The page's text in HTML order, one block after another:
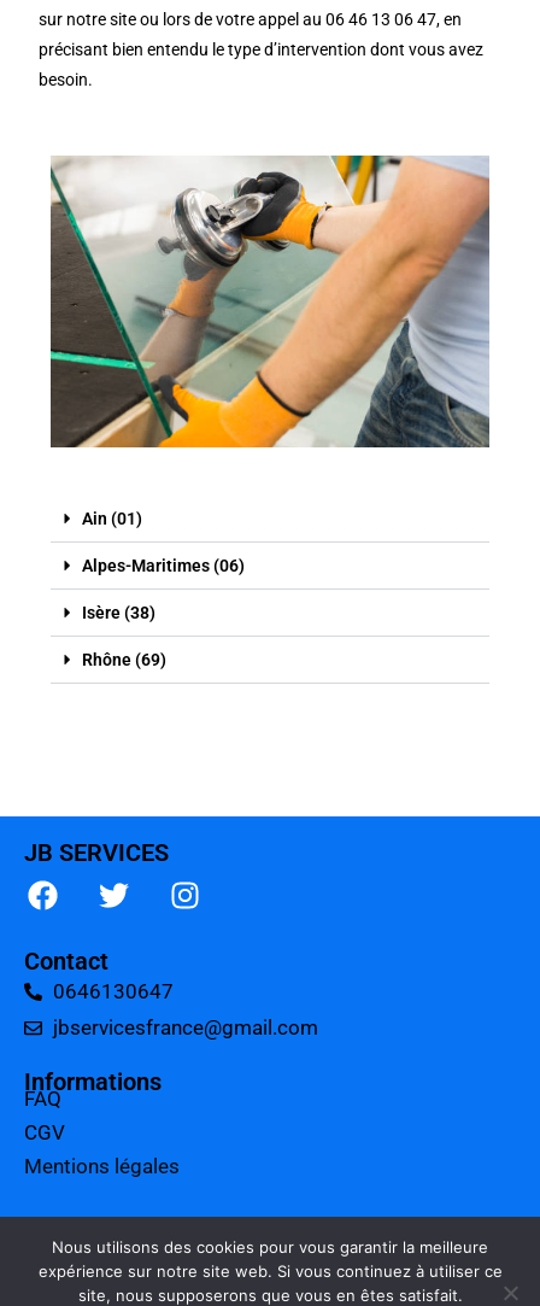
sur notre site ou lors de votre appel au 06 46 13 06 47, en
précisant bien entendu le type d’intervention dont vous avez
besoin.
Ain (01)
Alpes-Maritimes (06)
Isère (38)
Rhône (69)
JB SERVICES
Contact
0646130647
jbservicesfrance@gmail.com
Informations
FAQ
CGV
Mentions légales
Tarifs
Charte qualité
Nous utilisons des cookies pour vous garantir la meilleure
expérience sur notre site web. Si vous continuez à utiliser ce
site, nous supposerons que vous en êtes satisfait.